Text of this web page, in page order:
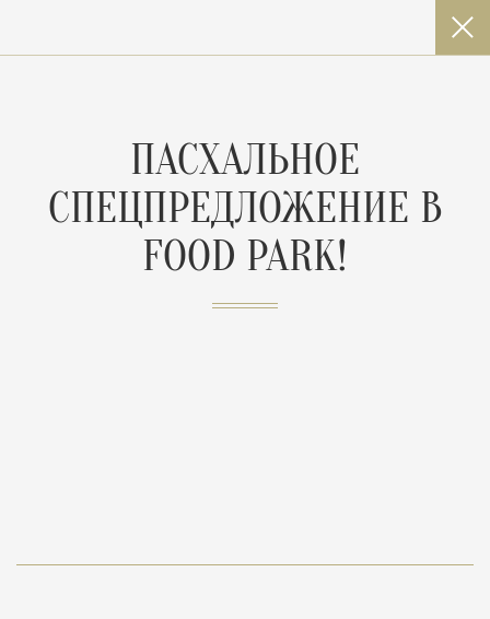
ПАСХАЛЬНОЕ
СПЕЦПРЕДЛОЖЕНИЕ В
FOOD PARK!